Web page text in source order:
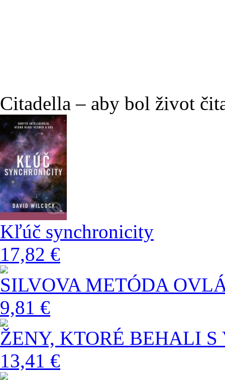
Citadella – aby bol život
Kľúč synchronicity
17,82 €
SILVOVA METÓDA
9,81 €
ŽENY, KTORÉ BEHALI
13,41 €